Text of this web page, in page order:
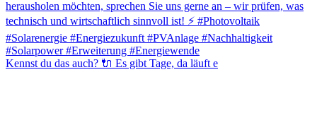
Kennst du das auch? 🔌 Es gibt Tage, da läuft e